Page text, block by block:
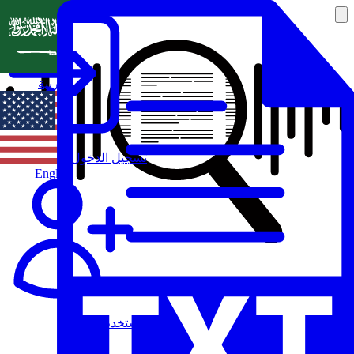
تسجيل الدخول
مستخدم جديد
العربية
English